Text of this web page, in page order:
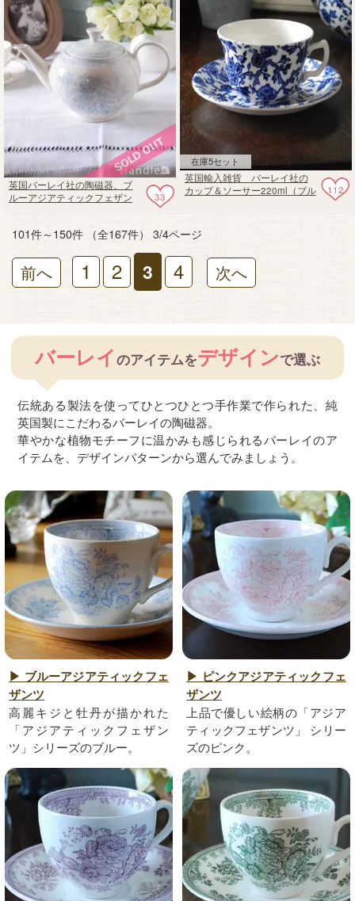
33
英国バーレイ社の陶磁器、ブ
ルーアジアティックフェザン
在庫5セット
112
英国輸入雑貨 バーレイ社の
カップ＆ソーサー220ml（ブル
101件～150件 （全167件） 3/4ページ
前へ 1 2 3 4 次へ
バーレイのアイテムをデザインで選ぶ
伝統ある製法を使ってひとつひとつ手作業で作られた、純
英国製にこだわるバーレイの陶磁器。
華やかな植物モチーフに温かみも感じられるバーレイのア
イテムを、デザインパターンから選んでみましょう。
▶ ブルーアジアティックフェ
ザンツ
高麗キジと牡丹が描かれた
「アジアティックフェザン
ツ」シリーズのブルー。
▶ ピンクアジアティックフェ
ザンツ
上品で優しい絵柄の「アジア
ティックフェザンツ」 シリー
ズのピンク。